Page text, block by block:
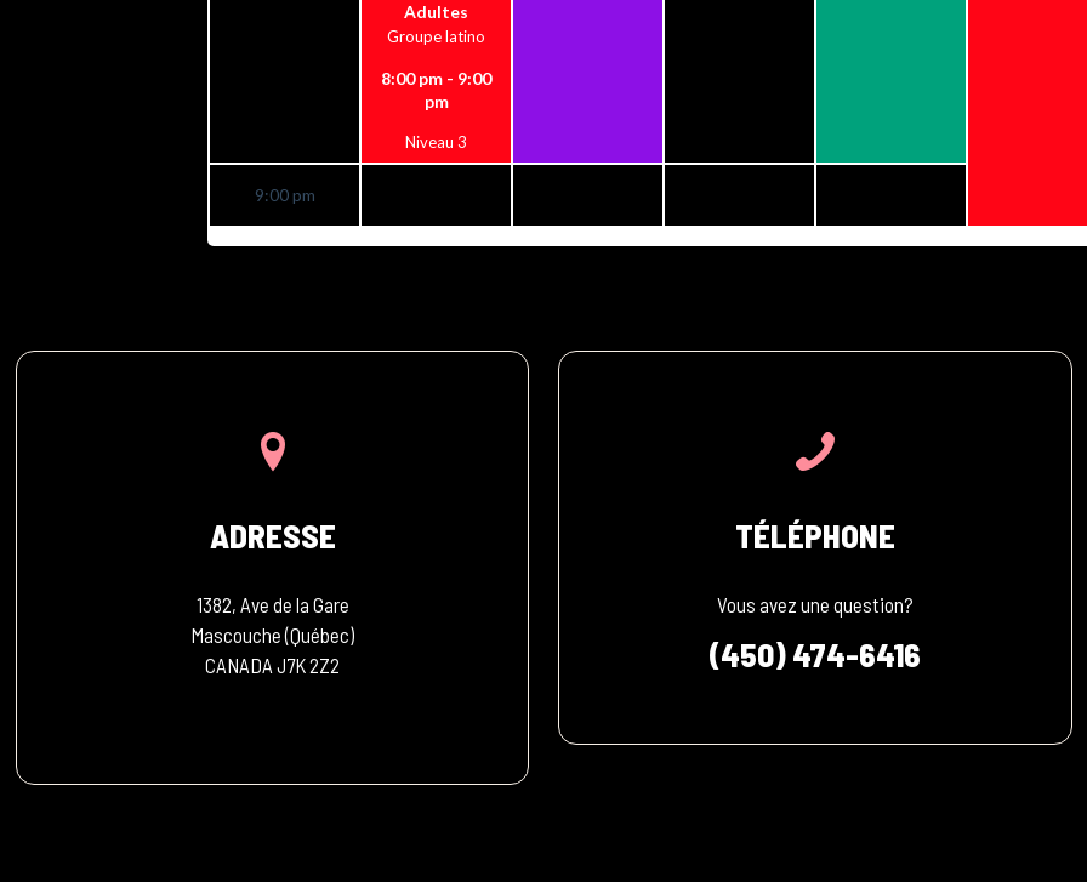
Adultes
Groupe latino
8:00 pm - 9:00
pm
Niveau 3
9:00 pm
ADRESSE
1382, Ave de la Gare
Mascouche (Québec)
CANADA J7K 2Z2
TÉLÉPHONE
Vous avez une question?
(450) 474-6416